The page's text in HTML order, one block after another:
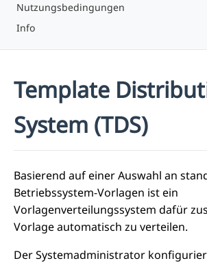
Nutzungsbedingungen
Info
Template
System (TDS)
Basierend auf einer Auswahl an
Betriebssystem-Vorlagen ist ein
Vorlagenverteilungssystem dafür
Vorlage automatisch zu verteilen.
Der Systemadministrator